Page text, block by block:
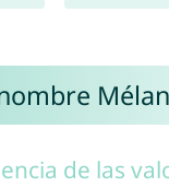
de las